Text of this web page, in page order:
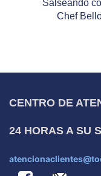
Salseando
Chef
CENTRO DE
24 HORAS A SU